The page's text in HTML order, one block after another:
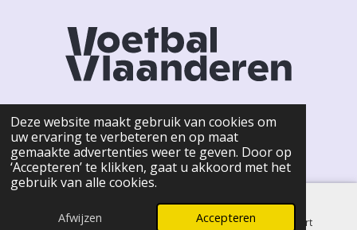
Deze website maakt gebruik van cookies om
uw ervaring te verbeteren en op maat
gemaakte advertenties weer te geven. Door op
‘Accepteren’ te klikken, gaat u akkoord met het
gebruik van alle cookies.
Afwijzen Accepteren
F
a
c
I
n
s
g
© 2026 KSCW HOFSTADE -Privacy Policy
E-mailadres Telefoonnummer Kaart